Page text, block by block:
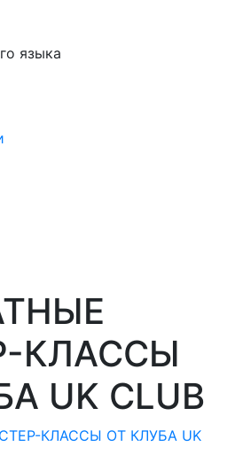
языка
КЛАССЫ
UK CLUB